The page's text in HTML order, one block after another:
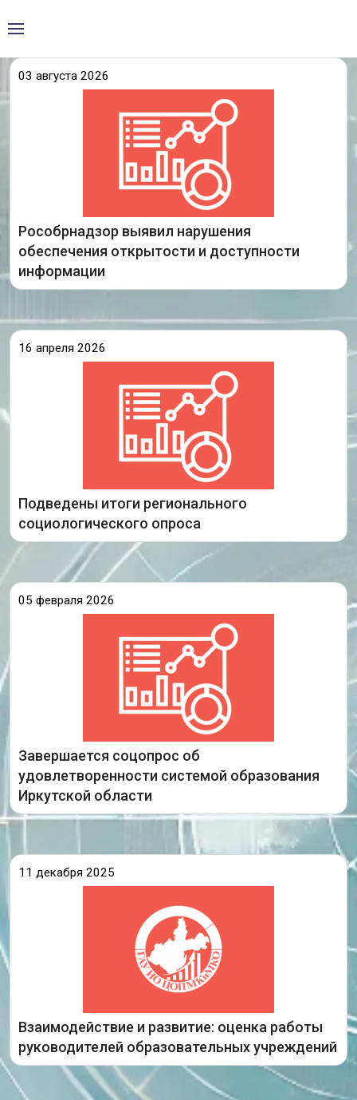
03 августа 2026
Рособрнадзор выявил нарушения
обеспечения открытости и доступности
информации
Федеральной службой по надзору в сфере
образования и науки
системы образования
в части соблюдения
требований по размещению и обновлению
информации о материально-техническом
обеспечении образовательной деятельности, в
16 апреля 2026
Подведены итоги регионального
социологического опроса
Подведен итог результатов ежегодного
автоматизированного социологического опроса
об удовлетворенности населения системой
образования Иркутской области».
В текущем году участниками соцопроса стали
более 267 тысяч респондентов из всех
муниципальных образований региона, это
05 февраля 2026
Завершается соцопрос об
удовлетворенности системой образования
Иркутской области
проводится
ежегодный социологический опрос об
удовлетворенности системой образования
На вопросы анкеты уже
ответили 203 320 человек из 1967
образовательных организаций региона и их
11 декабря 2025
Взаимодействие и развитие: оценка работы
руководителей образовательных учреждений
В начале декабря в Улан-Удэ состоялась XI
«Оценка качества образования: от
проектирования к практике».
Руководитель Центра оценки мониторинговых
исследований ГАУ ИО ЦОПМКиМКО Татьяна
Подробнее